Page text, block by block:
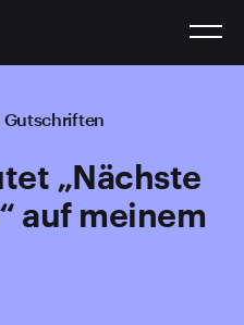
Gutschriften
„Nächste
auf meinem